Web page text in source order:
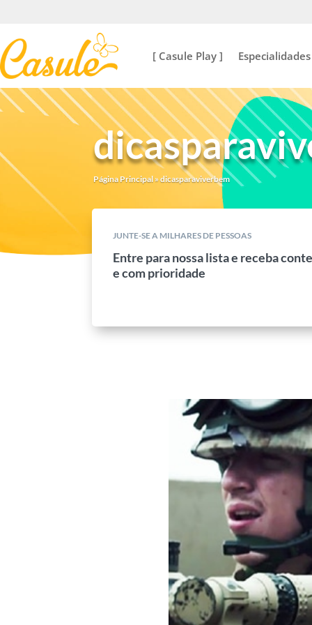
[ Casule Play ] Especialidades
Página Principal »dicasparaviverbem
JUNTE-SE A MILHARES DE PESSOAS
Entre para nossa lista e receba
e com prioridade